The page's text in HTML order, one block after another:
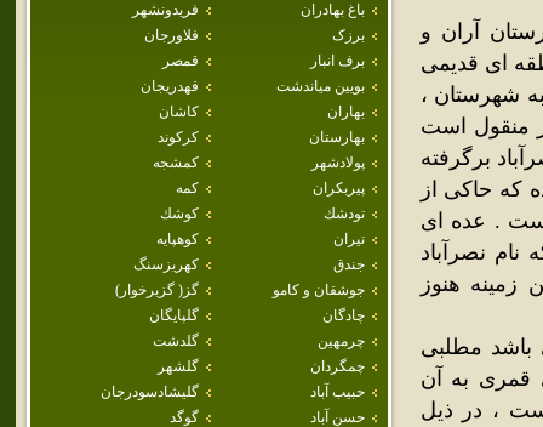
باغ بهادران
فريدونشهر
برزک
فلاورجان
برف انبار
قمصر
بويين مياندشت
قهدريجان
بهاران
كاشان
بهارستان
كركوند
پولادشهر
كمشجه
پيربكران
كمه
تودشك
كوشك
تيران
كوهپايه
جندق
كهريزسنگ
جوشقان و كامو
گز( گزبرخوار)
چادگان
گلپايگان
چرمهين
گلدشت
چمگردان
گلشهر
حبيب آباد
گليشادسودرجان
حسن آباد
گوگد
آران و
ای قدیمی
و بیدگل به شهرستان ،
منقول است
برگرفته
که حاکی از
. عده ای
نصرآباد
هنوز
مطلبی
از حسن بن قمی در سال 378 هجری قمری به آن
شده است ، در ذیل